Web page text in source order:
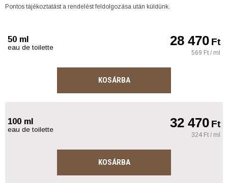
Pontos tájékoztatást a rendelést feldolgozása után küldünk.
50 ml
eau de toilette 28 470Ft
569 Ft / ml
KOSÁRBA
100 ml
eau de toilette 32 470Ft
324 Ft / ml
KOSÁRBA